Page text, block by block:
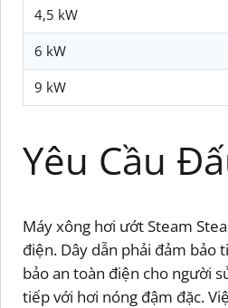
4,5 kW
6 kW
9 kW
Yêu Cầu
Máy xông hơi ướt Steam
điện. Dây dẫn phải đảm bảo
bảo an toàn điện cho người
tiếp với hơi nóng đậm đặc.